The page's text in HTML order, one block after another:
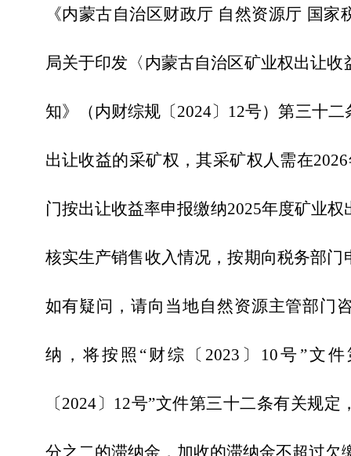
《内蒙古自治区财政厅 自然资源厅 国
局关于印发〈内蒙古自治区矿业权出让
知》（内财综规〔2024〕12号）第三十
出让收益的采矿权，其采矿权人需在2026
门按出让收益率申报缴纳2025年度矿业权
核实生产销售收入情况，按期向税务部门
如有疑问，请向当地自然资源主管部门
纳，将按照 “财综〔2023〕10号”文
〔2024〕12号”文件第三十二条有关规
分之二的滞纳金，加收的滞纳金不超过欠